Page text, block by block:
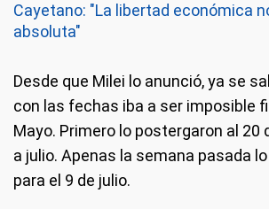
Cayetano: "La libertad económica
absoluta"
Desde que Milei lo anunció, ya se
con las fechas iba a ser imposible
Mayo. Primero lo postergaron al 20
a julio. Apenas la semana pasada
para el 9 de julio.